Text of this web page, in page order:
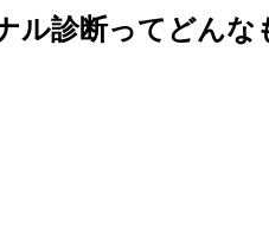
ル診断ってどんな